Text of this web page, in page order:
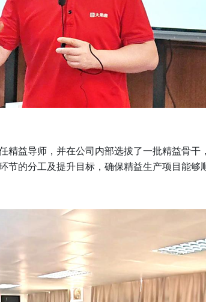
益导师，并在公司内部选拔了一批精益骨干
的分工及提升目标，确保精益生产项目能够